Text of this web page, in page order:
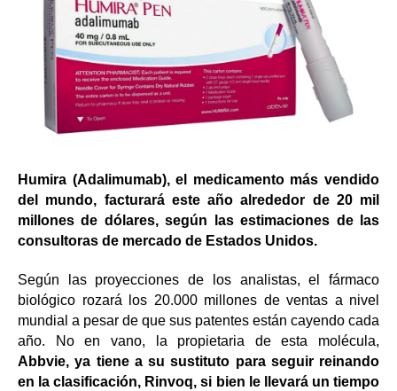
Humira (Adalimumab), el medicamento más vendido
del mundo, facturará este año alrededor de 20 mil
millones de dólares, según las estimaciones de las
consultoras de mercado de Estados Unidos.
Según las proyecciones de los analistas, el fármaco
biológico rozará los 20.000 millones de ventas a nivel
mundial a pesar de que sus patentes están cayendo cada
año. No en vano, la propietaria de esta molécula,
Abbvie, ya tiene a su sustituto para seguir reinando
en la clasificación, Rinvoq, si bien le llevará un tiempo